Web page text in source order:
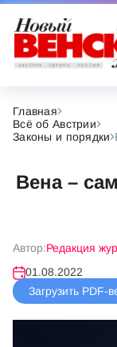
Главная
Всё об Австрии
Законы и порядки
Вена –
Автор:Редакция
01.08.2022
Загрузить PDF-